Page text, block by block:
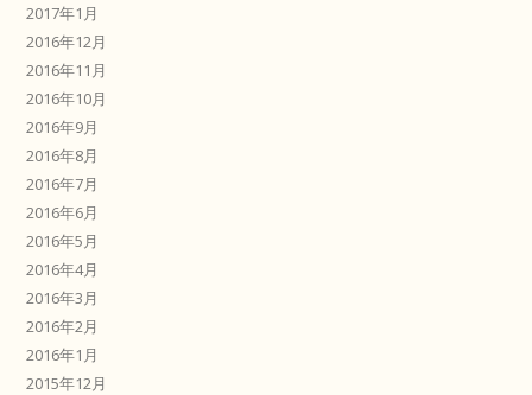
2017年1月
2016年12月
2016年11月
2016年10月
2016年9月
2016年8月
2016年7月
2016年6月
2016年5月
2016年4月
2016年3月
2016年2月
2016年1月
2015年12月